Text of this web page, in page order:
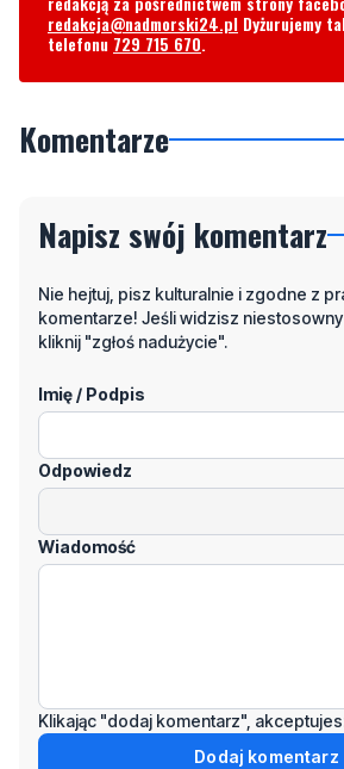
redakcja@nadmorski24.pl Dyżurujemy
telefonu 729 715 670.
Komentarze
Napisz swój komentarz
Nie hejtuj, pisz kulturalnie i zgodne z
komentarze! Jeśli widzisz
kliknij "zgłoś nadużycie".
Imię / Podpis
Odpowiedz
Wiadomość
Klikając "dodaj komentarz",
Dodaj komentarz